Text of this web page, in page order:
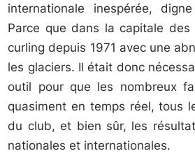
internationale inespérée,
Parce que dans la capitale des
curling depuis 1971 avec une
les glaciers. Il était donc
outil pour que les nombreux
quasiment en temps réel, tous
du club, et bien sûr, les
nationales et internationales.